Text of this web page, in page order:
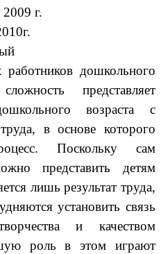
г.
работников дошкольного
представляет
возраста с
в основе которого
Поскольку сам
представить детям
лишь результат труда,
установить связь
и качеством
роль в этом играют